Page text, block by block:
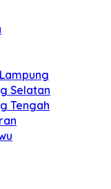
Selatan
Tengah